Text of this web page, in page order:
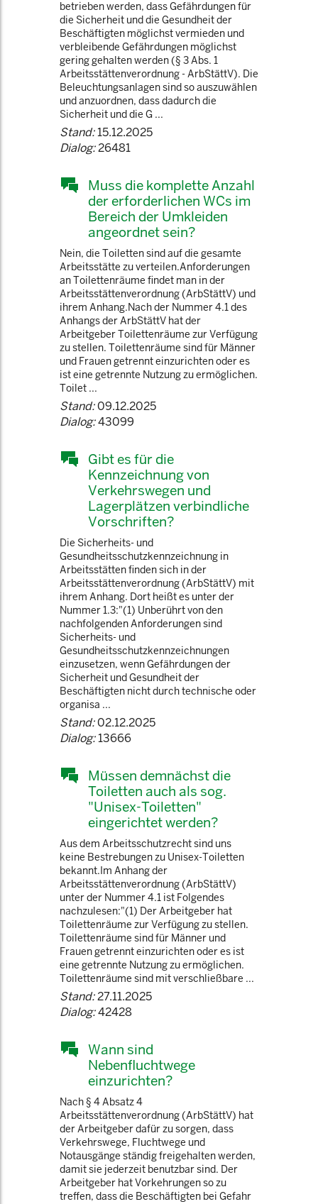
betrieben werden, dass Gefährdungen für
die Sicherheit und die Gesundheit der
Beschäftigten möglichst vermieden und
verbleibende Gefährdungen möglichst
gering gehalten werden (§ 3 Abs. 1
Arbeitsstättenverordnung - ArbStättV). Die
Beleuchtungsanlagen sind so auszuwählen
und anzuordnen, dass dadurch die
Sicherheit und die G ...
Stand:15.12.2025
Dialog:26481
Muss die komplette Anzahl
der erforderlichen WCs im
Bereich der Umkleiden
angeordnet sein?
Nein, die Toiletten sind auf die gesamte
Arbeitsstätte zu verteilen.Anforderungen
an Toilettenräume findet man in der
Arbeitsstättenverordnung (ArbStättV) und
ihrem Anhang.Nach der Nummer 4.1 des
Anhangs der ArbStättV hat der
Arbeitgeber Toilettenräume zur Verfügung
zu stellen. Toilettenräume sind für Männer
und Frauen getrennt einzurichten oder es
ist eine getrennte Nutzung zu ermöglichen.
Toilet ...
Stand:09.12.2025
Dialog:43099
Gibt es für die
Kennzeichnung von
Verkehrswegen und
Lagerplätzen verbindliche
Vorschriften?
Die Sicherheits- und
Gesundheitsschutzkennzeichnung in
Arbeitsstätten finden sich in der
Arbeitsstättenverordnung (ArbStättV) mit
ihrem Anhang. Dort heißt es unter der
Nummer 1.3:"(1) Unberührt von den
nachfolgenden Anforderungen sind
Sicherheits- und
Gesundheitsschutzkennzeichnungen
einzusetzen, wenn Gefährdungen der
Sicherheit und Gesundheit der
Beschäftigten nicht durch technische oder
organisa ...
Stand:02.12.2025
Dialog:13666
Müssen demnächst die
Toiletten auch als sog.
"Unisex-Toiletten"
eingerichtet werden?
Aus dem Arbeitsschutzrecht sind uns
keine Bestrebungen zu Unisex-Toiletten
bekannt.Im Anhang der
Arbeitsstättenverordnung (ArbStättV)
unter der Nummer 4.1 ist Folgendes
nachzulesen:"(1) Der Arbeitgeber hat
Toilettenräume zur Verfügung zu stellen.
Toilettenräume sind für Männer und
Frauen getrennt einzurichten oder es ist
eine getrennte Nutzung zu ermöglichen.
Toilettenräume sind mit verschließbare ...
Stand:27.11.2025
Dialog:42428
Wann sind
Nebenfluchtwege
einzurichten?
Nach § 4 Absatz 4
Arbeitsstättenverordnung (ArbStättV) hat
der Arbeitgeber dafür zu sorgen, dass
Verkehrswege, Fluchtwege und
Notausgänge ständig freigehalten werden,
damit sie jederzeit benutzbar sind. Der
Arbeitgeber hat Vorkehrungen so zu
treffen, dass die Beschäftigten bei Gefahr